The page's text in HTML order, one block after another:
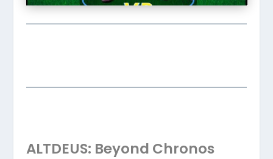
ALTDEUS: Beyond Chronos